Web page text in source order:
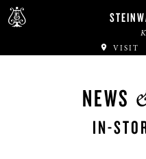
VISIT
NEWS
IN-